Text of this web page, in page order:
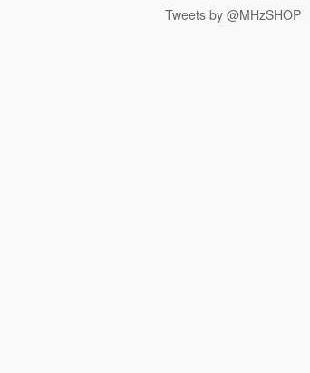
Tweets by @MHzSHOP